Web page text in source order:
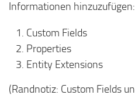
Informationen hinzuzufügen:
Custom Fields
Properties
Entity Extensions
(Randnotiz: Custom Fields